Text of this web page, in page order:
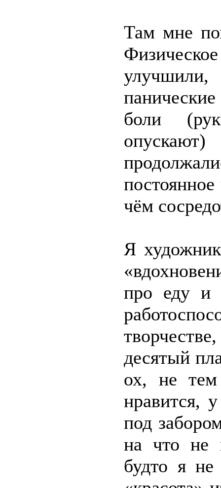
Там мне
боли
чём
Я
про еду и
десятый
ох, не
нравится,
под
на что не
будто я